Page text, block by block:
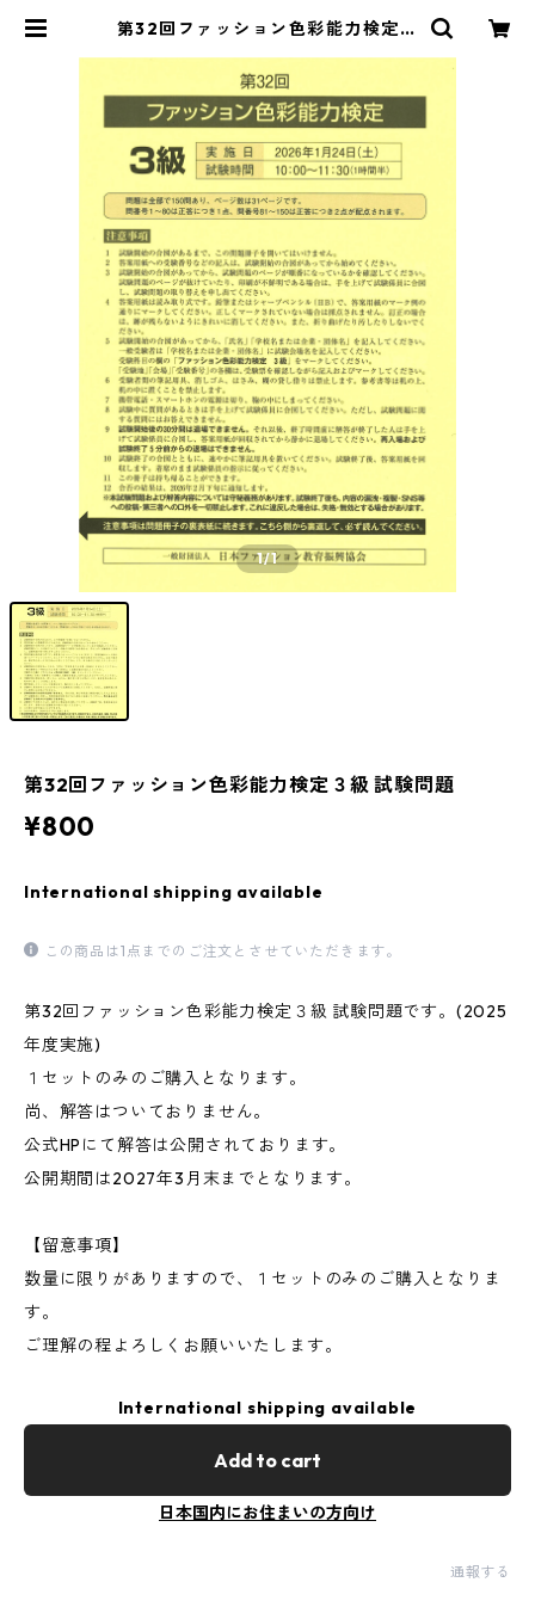
第32回ファッション色彩能力検定３
1/1
第32回ファッション色彩能力検定３級 試験問題
¥800
International shipping available
この商品は1点までのご注文とさせていただきます。
第32回ファッション色彩能力検定３級 試験問題です。(2025
年度実施)
１セットのみのご購入となります。
尚、解答はついておりません。
公式HPにて解答は公開されております。
公開期間は2027年3月末までとなります。
【留意事項】
数量に限りがありますので、１セットのみのご購入となりま
す。
ご理解の程よろしくお願いいたします。
International shipping available
Add to cart
日本国内にお住まいの方向け
通報する